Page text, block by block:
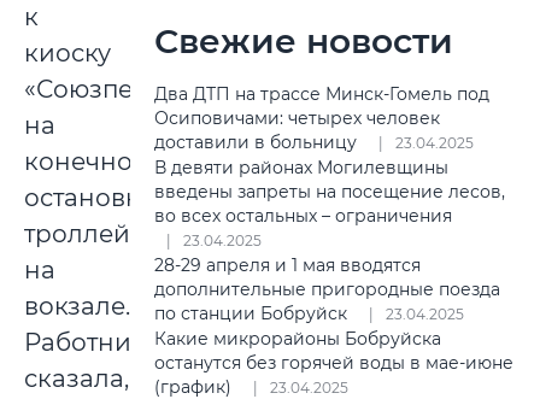
к
киоску
«Союзпечать»
на
конечной
остановке
троллейбуса
на
вокзале.
Работница
сказала,
Свежие новости
Два ДТП на трассе Минск-Гомель под
Осиповичами: четырех человек
доставили в больницу
23.04.2025
В девяти районах Могилевщины
введены запреты на посещение лесов,
во всех остальных – ограничения
23.04.2025
28-29 апреля и 1 мая вводятся
дополнительные пригородные поезда
по станции Бобруйск
23.04.2025
Какие микрорайоны Бобруйска
останутся без горячей воды в мае-июне
(график)
23.04.2025